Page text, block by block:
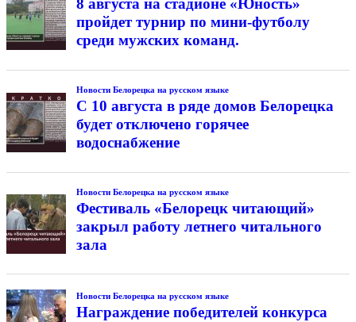
8 августа на стадионе «Юность»
пройдет турнир по мини-футболу
среди мужских команд.
Новости Белорецка на русском языке
С 10 августа в ряде домов Белорецка
будет отключено горячее
водоснабжение
Новости Белорецка на русском языке
Фестиваль «Белорецк читающий»
закрыл работу летнего читального
зала
Новости Белорецка на русском языке
Награждение победителей конкурса